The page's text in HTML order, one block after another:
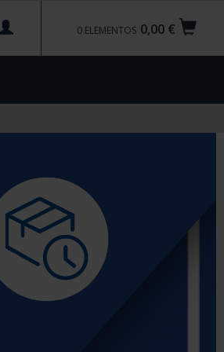
0,00 €
0 ELEMENTOS